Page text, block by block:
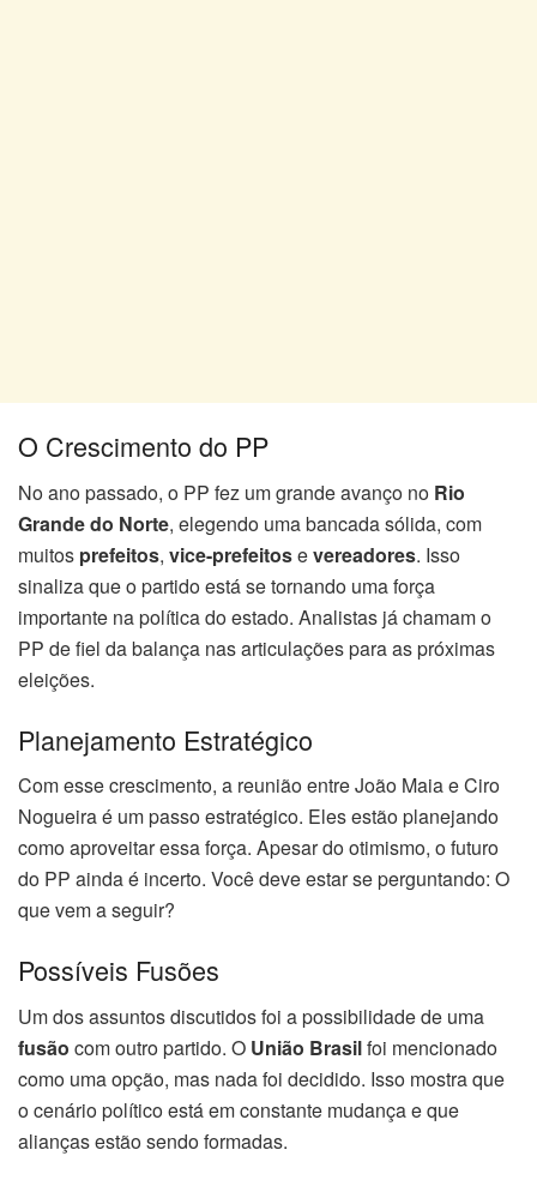
O Crescimento do PP
No ano passado, o PP fez um grande avanço no Rio
Grande do Norte, elegendo uma bancada sólida, com
muitos prefeitos, vice-prefeitosevereadores. Isso
sinaliza que o partido está se tornando uma força
importante na política do estado. Analistas já chamam o
PP de fiel da balança nas articulações para as próximas
eleições.
Planejamento Estratégico
Com esse crescimento, a reunião entre João Maia e Ciro
Nogueira é um passo estratégico. Eles estão planejando
como aproveitar essa força. Apesar do otimismo, o futuro
do PP ainda é incerto. Você deve estar se perguntando: O
que vem a seguir?
Possíveis Fusões
Um dos assuntos discutidos foi a possibilidade de uma
fusão com outro partido. O União Brasilfoi mencionado
como uma opção, mas nada foi decidido. Isso mostra que
o cenário político está em constante mudança e que
alianças estão sendo formadas.